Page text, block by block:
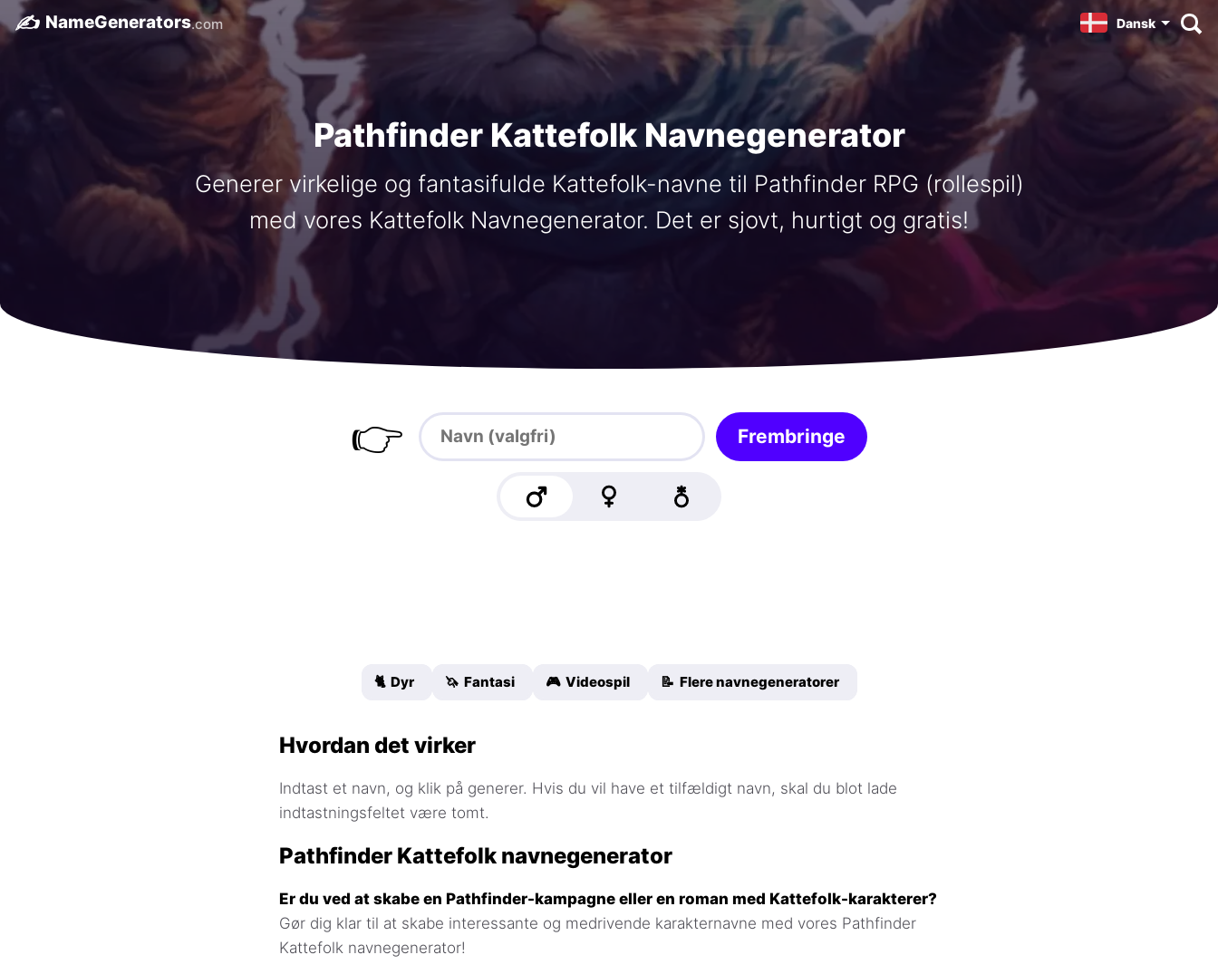
✍️ NameGenerators.com Dansk
Pathfinder Kattefolk Navnegenerator
Generer virkelige og fantasifulde Kattefolk-navne til Pathfinder RPG (rollespil)
med vores Kattefolk Navnegenerator. Det er sjovt, hurtigt og gratis!
👉 Frembringe
🐈 Dyr 🦄 Fantasi 🎮 Videospil 📝 Flere navnegeneratorer
Hvordan det virker
Indtast et navn, og klik på generer. Hvis du vil have et tilfældigt navn, skal du blot lade
indtastningsfeltet være tomt.
Pathfinder Kattefolk navnegenerator
Er du ved at skabe en Pathfinder-kampagne eller en roman med Kattefolk-karakterer?
Gør dig klar til at skabe interessante og medrivende karakternavne med vores Pathfinder
Kattefolk navnegenerator!